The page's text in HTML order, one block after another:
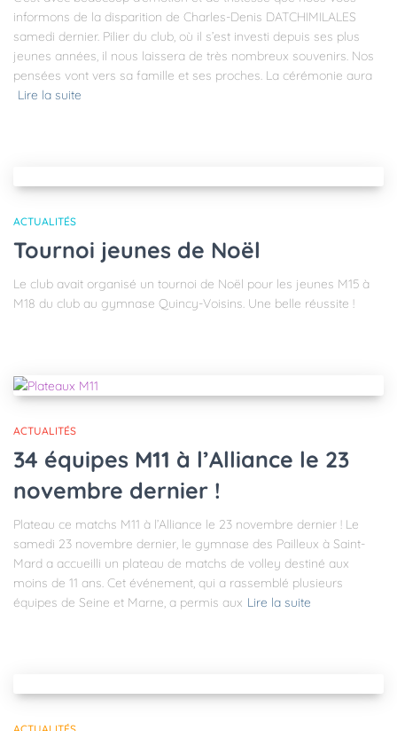
informons de la disparition de Charles-Denis DATCHIMILALES
samedi dernier. Pilier du club, où il s’est investi depuis ses plus
jeunes années, il nous laissera de très nombreux souvenirs. Nos
pensées vont vers sa famille et ses proches. La cérémonie aura
Lire la suite
ACTUALITÉS
Tournoi jeunes de Noël
Le club avait organisé un tournoi de Noël pour les jeunes M15 à
M18 du club au gymnase Quincy-Voisins. Une belle réussite !
ACTUALITÉS
34 équipes M11 à l’Alliance le 23
novembre dernier !
Plateau ce matchs M11 à l’Alliance le 23 novembre dernier ! Le
samedi 23 novembre dernier, le gymnase des Pailleux à Saint-
Mard a accueilli un plateau de matchs de volley destiné aux
moins de 11 ans. Cet événement, qui a rassemblé plusieurs
équipes de Seine et Marne, a permis aux Lire la suite